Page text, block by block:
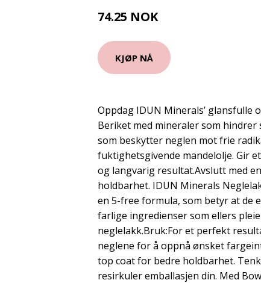
74.25 NOK
KJØP NÅ
Oppdag IDUN Minerals’ glansfulle
Beriket med mineraler som hindrer
som beskytter neglen mot frie
fuktighetsgivende mandelolje. Gir
og langvarig resultat.Avslutt med
holdbarhet. IDUN Minerals
en 5-free formula, som betyr at de
farlige ingredienser som ellers
neglelakk.Bruk:For et perfekt
neglene for å oppnå ønsket
top coat for bedre holdbarhet.
resirkuler emballasjen din. Med